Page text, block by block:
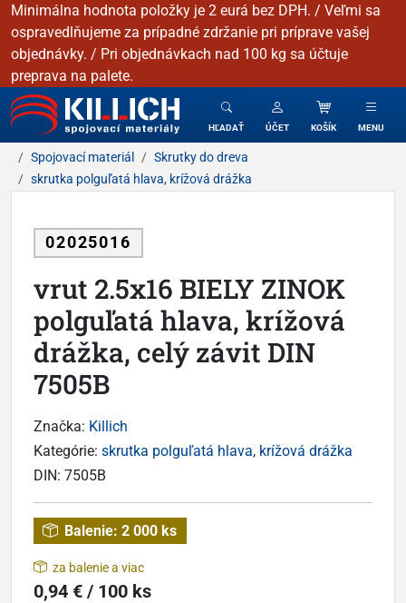
Minimálna hodnota položky je 2 eurá bez DPH. / Veľmi sa
ospravedlňujeme za prípadné zdržanie pri príprave vašej
objednávky. / Pri objednávkach nad 100 kg sa účtuje
preprava na palete.
KILLICH - Spojovacie materiály
HĽADAŤ ÚČET KOŠÍK MENU
Spojovací materiál
Skrutky do dreva
skrutka polguľatá hlava, krížová drážka
02025016
vrut 2.5x16 BIELY ZINOK
polguľatá hlava, krížová
drážka, celý závit DIN
7505B
Značka: Killich
Kategórie: skrutka polguľatá hlava, krížová drážka
DIN: 7505B
Balenie: 2 000 ks
za balenie a viac
0,94 € / 100 ks